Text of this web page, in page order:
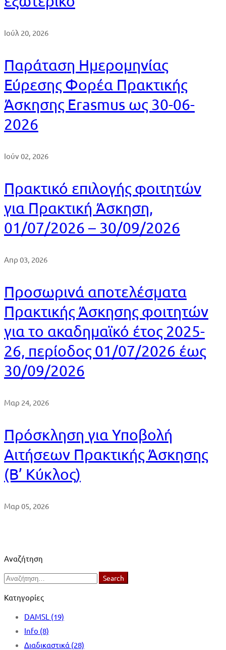
Ιούλ 20, 2026
Παράταση Ημερομηνίας
Εύρεσης Φορέα Πρακτικής
Άσκησης Erasmus ως 30-06-
2026
Ιούν 02, 2026
Πρακτικό επιλογής φοιτητών
για Πρακτική Άσκηση,
01/07/2026 – 30/09/2026
Απρ 03, 2026
Προσωρινά αποτελέσματα
Πρακτικής Άσκησης φοιτητών
για το ακαδημαϊκό έτος 2025-
26, περίοδος 01/07/2026 έως
30/09/2026
Μαρ 24, 2026
Πρόσκληση για Υποβολή
Αιτήσεων Πρακτικής Άσκησης
(Β’ Κύκλος)
Μαρ 05, 2026
Αναζήτηση
Search
Search
Κατηγορίες
DAMSL (19)
Info (8)
Διαδικαστικά (28)